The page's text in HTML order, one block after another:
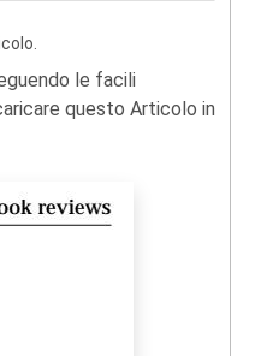
le facili
questo Articolo in